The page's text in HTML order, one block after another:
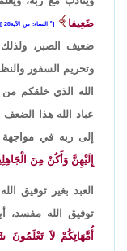
ضَعِيفا
ً النساء: من الآية28
ضعيف الصبر،
وتحريم السفور
الله الذي خلقكم
عباد الله هذا
إلى ربه في مواجهة
إِلَيْهِنَّ وَأَكُنْ مِنَ
العبد بغير توفيق
توفيق الله مفسد،
أُمَّهَاتِكُمْ لاَ تَعْلَمُونَ